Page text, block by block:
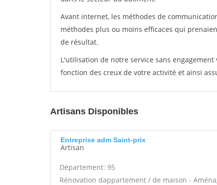
Avant internet, les méthodes de
méthodes plus ou moins efficaces qui
de résultat.
L'utilisation de notre service sans
fonction des creux de votre activité et ainsi
Artisans Disponibles
Entreprise adm Saint-prix
Artisan
Département: 95
Rénovation dappartement / de maison -